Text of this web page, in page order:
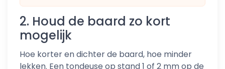
2. Houd de baard zo kort
mogelijk
Hoe korter en dichter de baard, hoe minder
lekken. Een tondeuse op stand 1 of 2 mm op de